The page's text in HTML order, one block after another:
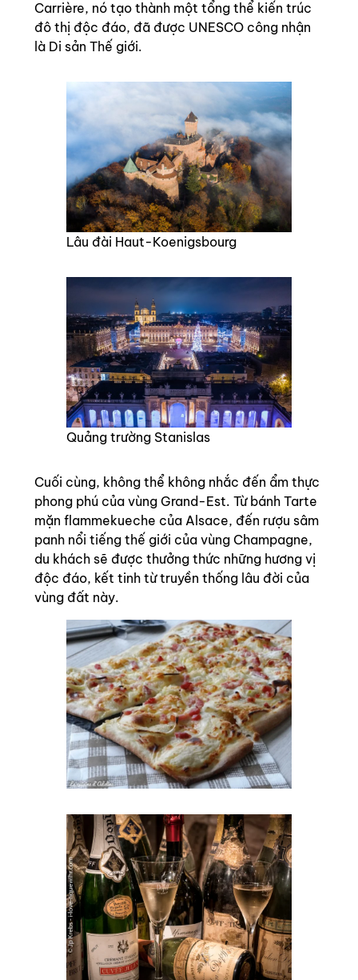
Carrière, nó tạo thành một tổng thể kiến trúc
đô thị độc đáo, đã được UNESCO công nhận
là Di sản Thế giới.
Lâu đài Haut-Koenigsbourg
Quảng trường Stanislas
Cuối cùng, không thể không nhắc đến ẩm thực
phong phú của vùng Grand-Est. Từ bánh Tarte
mặn flammekueche của Alsace, đến rượu sâm
panh nổi tiếng thế giới của vùng Champagne,
du khách sẽ được thưởng thức những hương vị
độc đáo, kết tinh từ truyền thống lâu đời của
vùng đất này.